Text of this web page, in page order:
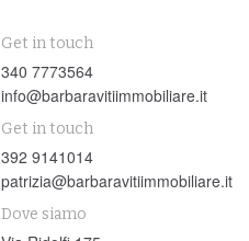
Get in touch
340 7773564
info@barbaravitiimmobiliare.it
Get in touch
392 9141014
patrizia@barbaravitiimmobiliare.it
Dove siamo